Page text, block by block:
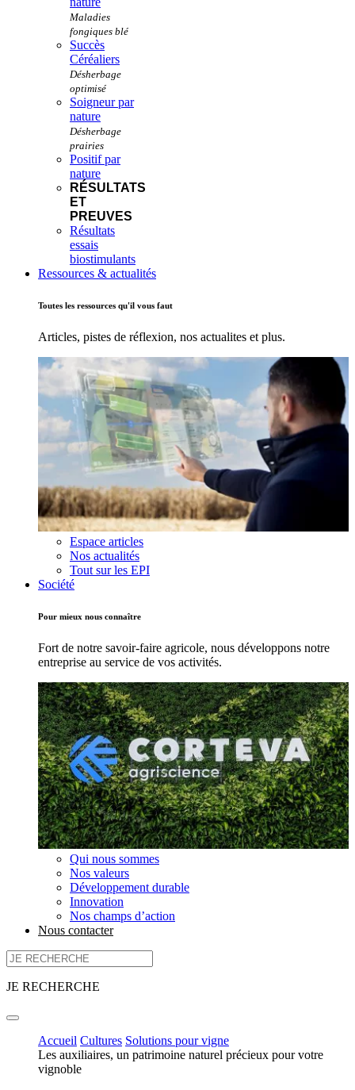
Succès
Céréaliers
Soigneur par
nature
Positif par
nature
RÉSULTATS
ET
PREUVES
Résultats
essais
biostimulants
Ressources & actualités
Toutes les ressources qu'il vous faut
Articles, pistes de réflexion, nos actualites et plus.
Espace articles
Nos actualités
Tout sur les EPI
Société
Pour mieux nous connaître
Fort de notre savoir-faire agricole, nous développons notre
entreprise au service de vos activités.
Qui nous sommes
Nos valeurs
Développement durable
Innovation
Nos champs d’action
Nous contacter
JE RECHERCHE
Accueil Cultures Solutions pour vigne
Les auxiliaires, un patrimoine naturel précieux pour votre
vignoble